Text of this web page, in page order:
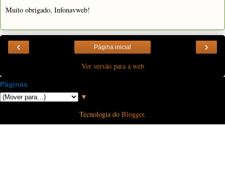
Muito obrigado, Infonavweb!
‹ ›
Página inicial
Ver versão para a web
Páginas
▼
Tecnologia do Blogger.